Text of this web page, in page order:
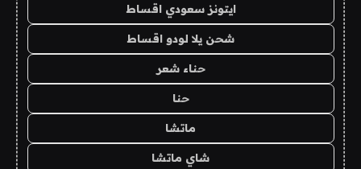
ايتونز سعودي اقساط
شحن يلا لودو اقساط
حناء شعر
حنا
ماتشا
شاي ماتشا